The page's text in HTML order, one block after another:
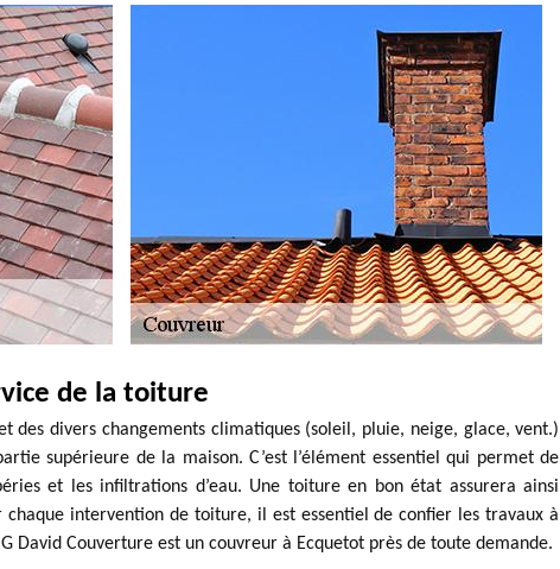
de la toiture
des divers changements climatiques (soleil, pluie, neige, glace, vent.)
supérieure de la maison. C’est l’élément essentiel qui permet de
et les infiltrations d’eau. Une toiture en bon état assurera ainsi
intervention de toiture, il est essentiel de confier les travaux à
David Couverture est un couvreur à Ecquetot près de toute demande.